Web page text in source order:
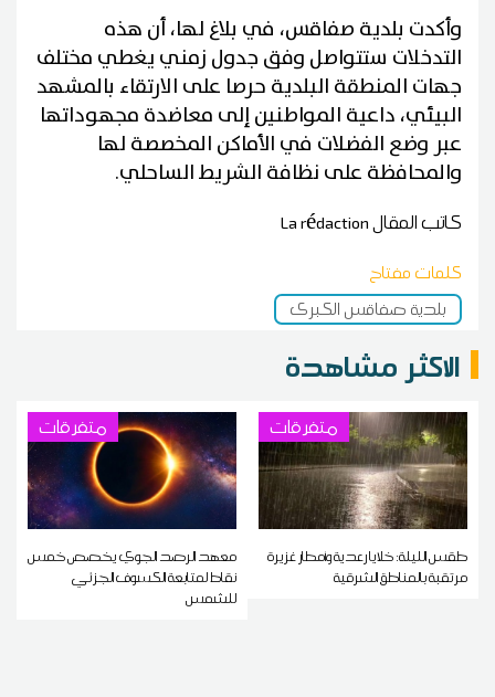
وأكدت بلدية صفاقس، في بلاغ لها، أن هذه
التدخلات ستتواصل وفق جدول زمني يغطي مختلف
جهات المنطقة البلدية حرصا على الارتقاء بالمشهد
البيئي، داعية المواطنين إلى معاضدة مجهوداتها
عبر وضع الفضلات في الأماكن المخصصة لها
والمحافظة على نظافة الشريط الساحلي.
كاتب المقالLa rédaction
كلمات مفتاح
بلدية صفاقس الكبرى
الاكثر مشاهدة
متفرقات
طقس الليلة: خلايا رعدية وأمطار غزيرة
مرتقبة بالمناطق الشرقية
متفرقات
معهد الرصد الجوي يخصص خمس
نقاط لمتابعة الكسوف الجزئي
للشمس